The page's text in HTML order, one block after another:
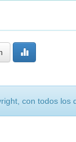
con todos